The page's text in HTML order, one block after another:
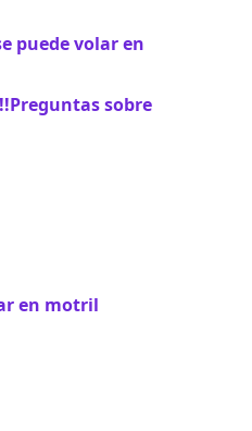
puede volar en
sobre
en motril